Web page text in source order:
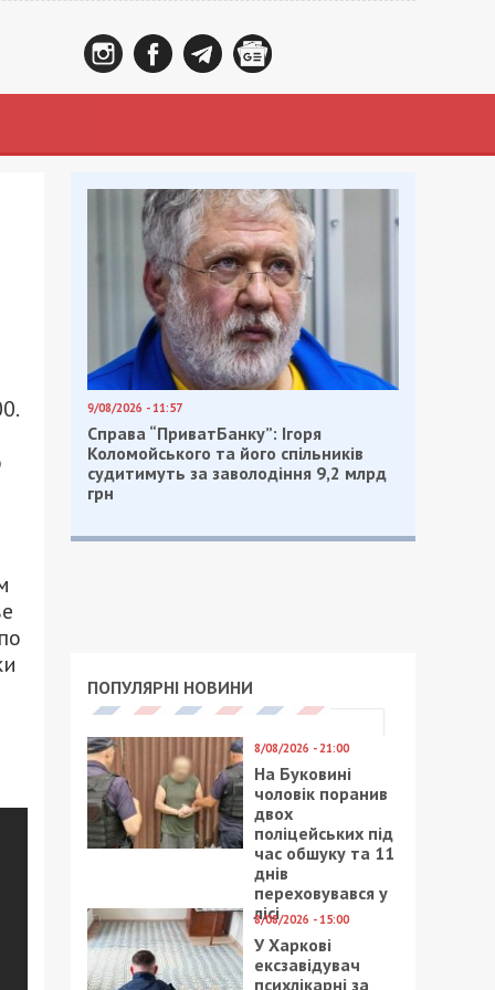
9/08/2026 - 11:57
Справа “ПриватБанку”: Ігоря
Коломойського та його спільників
судитимуть за заволодіння 9,2 млрд
грн
ПОПУЛЯРНІ НОВИНИ
8/08/2026 - 21:00
На Буковині
чоловік поранив
двох
поліцейських під
час обшуку та 11
днів
переховувався у
лісі
8/08/2026 - 15:00
У Харкові
ексзавідувач
психлікарні за